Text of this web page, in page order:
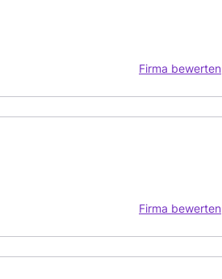
Firma bewerten
Firma bewerten